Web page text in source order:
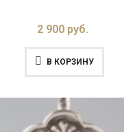
2 900 руб.
В КОРЗИНУ